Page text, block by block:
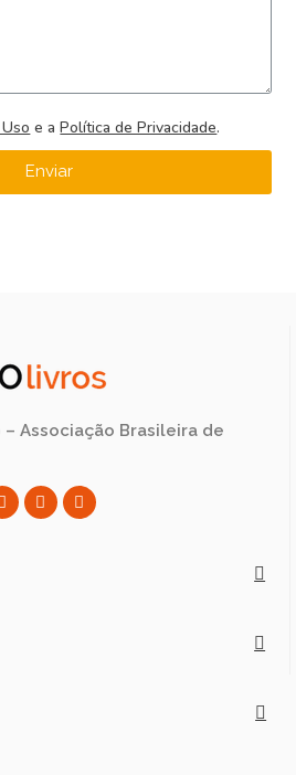
e aPolítica de Privacidade.
Enviar
Associação Brasileira de